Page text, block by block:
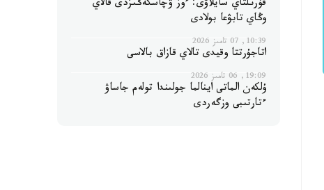
قۇرىلتاي سايلاۋى: ءوز ۋچاسكەڭىزدى قالاي
وڭاي تابۋعا بولادى
10:39, 07 تامىز 2026
اتاجۇرتتا وقيدى تالاي قازاق بالاسى
19:09, 06 تامىز 2026
ۇلكەن الماتى اينالما جولىندا تولەم جاساۋ
ءتارتىبى وزگەردى